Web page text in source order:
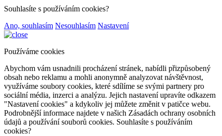
Souhlasíte s používáním cookies?
Ano, souhlasím Nesouhlasím Nastavení
Používáme cookies
Abychom vám usnadnili procházení stránek, nabídli přizpůsobený
obsah nebo reklamu a mohli anonymně analyzovat návštěvnost,
využíváme soubory cookies, které sdílíme se svými partnery pro
sociální média, inzerci a analýzu. Jejich nastavení upravíte odkazem
"Nastavení cookies" a kdykoliv jej můžete změnit v patičce webu.
Podrobnější informace najdete v našich Zásadách ochrany osobních
údajů a používání souborů cookies. Souhlasíte s používáním
cookies?